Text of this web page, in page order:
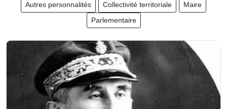
Autres personnalités Collectivité territoriale
Maire
Parlementaire